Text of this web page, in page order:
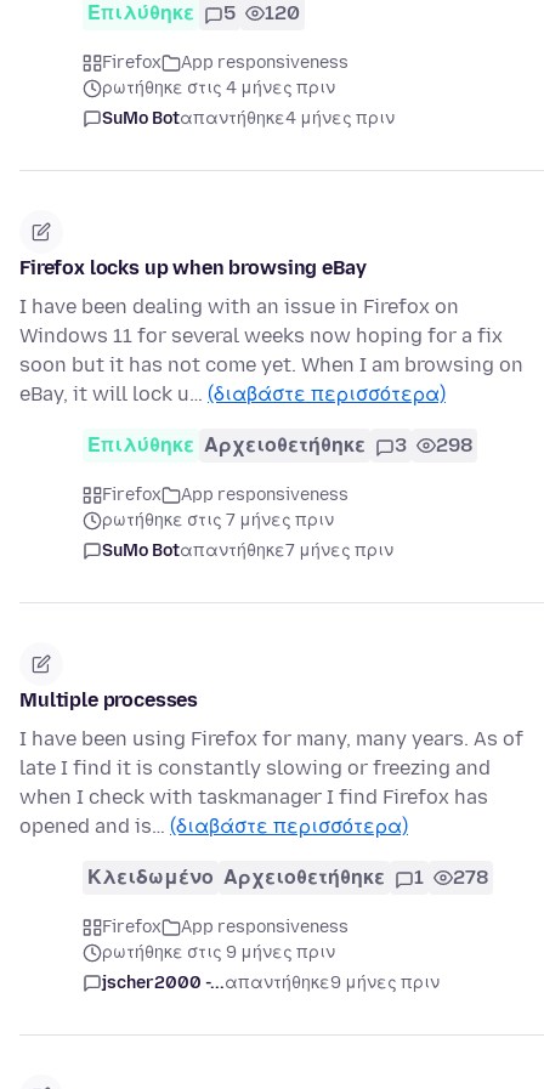
Επιλύθηκε 5 120
Firefox
App responsiveness
ρωτήθηκε στις 4 μήνες πριν
SuMo Botαπαντήθηκε4 μήνες πριν
Firefox locks up when browsing eBay
I have been dealing with an issue in Firefox on
Windows 11 for several weeks now hoping for a fix
soon but it has not come yet. When I am browsing on
eBay, it will lock u… (διαβάστε περισσότερα)
Επιλύθηκε Αρχειοθετήθηκε 3 298
Firefox
App responsiveness
ρωτήθηκε στις 7 μήνες πριν
SuMo Botαπαντήθηκε7 μήνες πριν
Multiple processes
I have been using Firefox for many, many years. As of
late I find it is constantly slowing or freezing and
when I check with taskmanager I find Firefox has
opened and is… (διαβάστε περισσότερα)
Κλειδωμένο Αρχειοθετήθηκε 1 278
Firefox
App responsiveness
ρωτήθηκε στις 9 μήνες πριν
jscher2000 -...απαντήθηκε9 μήνες πριν